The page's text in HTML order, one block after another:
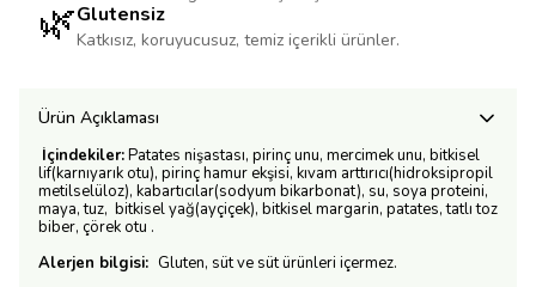
🌿Glutensiz
Katkısız, koruyucusuz, temiz içerikli ürünler.
Ürün Açıklaması
İçindekiler:Patates nişastası, pirinç unu, mercimek unu, bitkisel
lif(karnıyarık otu), pirinç hamur ekşisi, kıvam arttırıcı(hidroksipropil
metilselüloz), kabartıcılar(sodyum bikarbonat), su, soya proteini,
maya, tuz, bitkisel yağ(ayçiçek), bitkisel margarin, patates, tatlı toz
biber, çörek otu .
Alerjen bilgisi: Gluten, süt ve süt ürünleri içermez.